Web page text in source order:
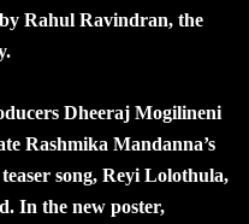
Rahul Ravindran, the
Dheeraj Mogilineni
Rashmika Mandanna’s
song, Reyi Lolothula,
In the new poster,